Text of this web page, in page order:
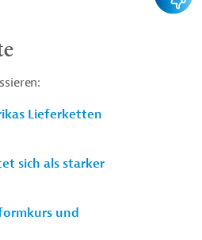
Lieferketten
sich als starker
und